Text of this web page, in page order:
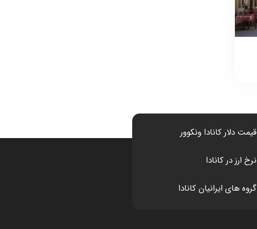
قیمت دلار کانادا ونکوور
نرخ ارز در کانادا
گروه های ایرانیان کانادا